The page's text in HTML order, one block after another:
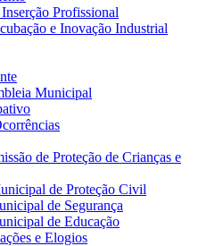
Profissional
e Inovação Industrial
Municipal
de Proteção de Crianças e
de Proteção Civil
de Segurança
de Educação
e Elogios